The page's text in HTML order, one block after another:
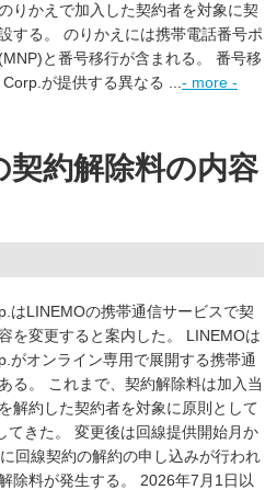
りかえで加入した契約者を対象に契
する。 のりかえには携帯電話番号ポ
と番号移行が含まれる。 番号移
が提供する異なる ... - more -
約解除料の内容
はLINEMOの携帯通信サービスで契
を変更すると案内した。 LINEMOは
がオンライン専用で展開する携帯通
る。 これまで、契約解除料は加入当
解約した契約者を対象に原則として
てきた。 変更後は回線提供開始月か
回線契約の解約の申し込みが行われ
除料が発生する。 2026年7月1日以